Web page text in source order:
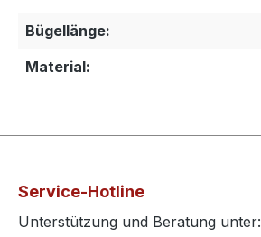
Bügellänge:
Material:
Service-Hotline
Unterstützung und Beratung unter: